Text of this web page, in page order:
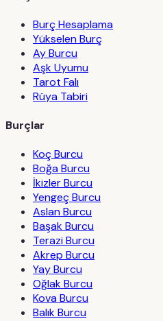
Burç Hesaplama
Yükselen Burç
Ay Burcu
Aşk Uyumu
Tarot Falı
Rüya Tabiri
Burçlar
Koç Burcu
Boğa Burcu
İkizler Burcu
Yengeç Burcu
Aslan Burcu
Başak Burcu
Terazi Burcu
Akrep Burcu
Yay Burcu
Oğlak Burcu
Kova Burcu
Balık Burcu